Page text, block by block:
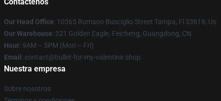
Our Head Office: 10365 Romano Busciglio Street Tampa, Fl 33619, Us
Our Warehouse: 321 Golden Eagle. Feicheng, Guangdong, CN
Hour: 9AM – 5PM (Mon – Fri)
Email : contact@bullet-for-my-valentine.shop
Nuestra empresa
Sobre nosotros